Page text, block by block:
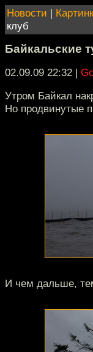
Новости |
клуб
Байкальские
02.09.09 22:32 |
Утром Байкал
Но продвинутые
И чем дальше,